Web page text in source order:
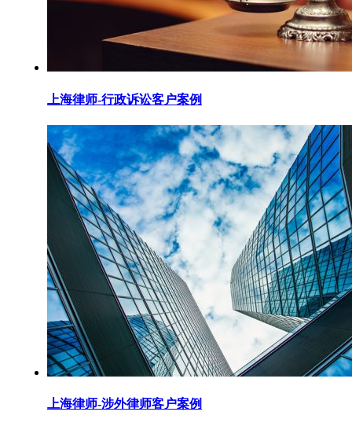
上海律师-行政诉讼客户案例
上海律师-涉外律师客户案例